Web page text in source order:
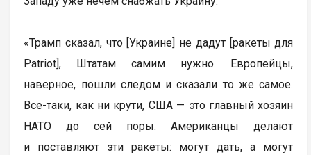
«Трамп сказал, что [Украине] не дадут [ракеты для
Patriot], Штатам самим нужно. Европейцы,
наверное, пошли следом и сказали то же самое.
Все-таки, как ни крути, США — это главный хозяин
НАТО до сей поры. Американцы делают
и поставляют эти ракеты: могут дать, а могут